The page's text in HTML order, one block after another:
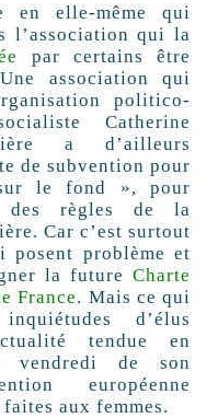
en elle-même qui
l’association qui la
par certains être
association qui
politico-
Catherine
a d’ailleurs
de subvention pour
le fond », pour
des règles de la
Car c’est surtout
posent problème et
la futureCharte
France. Mais ce qui
d’élus
tendue en
vendredi de son
européenne
aux femmes.